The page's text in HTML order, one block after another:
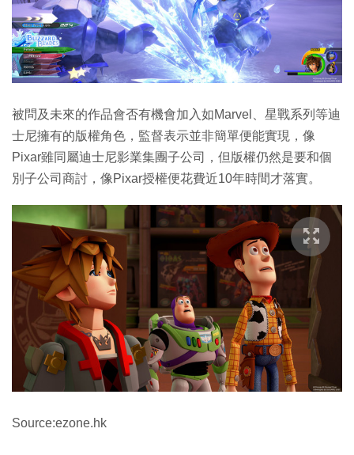
被問及未來的作品會否有機會加入如Marvel、星戰系列等迪
士尼擁有的版權角色，監督表示並非簡單便能實現，像
Pixar雖同屬迪士尼影業集團子公司，但版權仍然是要和個
別子公司商討，像Pixar授權便花費近10年時間才落實。
Source:ezone.hk